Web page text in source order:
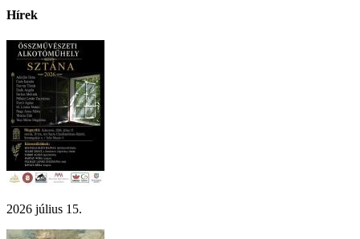
Hírek
2026 július 15.